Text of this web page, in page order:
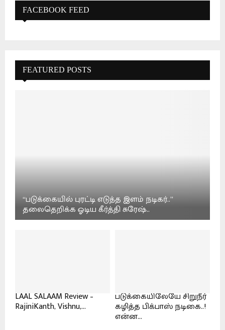
FACEBOOK FEED
FEATURED POSTS
“படுக்கையில் புரட்டி எடுத்த இளம் நடிகர்..”
தலைதெறிக்க ஓடிய கீர்த்தி சுரேஷ்..
LAAL SALAAM Review –
RajiniKanth, Vishnu,...
படுக்கையிலேயே சிறுநீர்
கழித்த பிக்பாஸ் நடிகை..!
என்ன...